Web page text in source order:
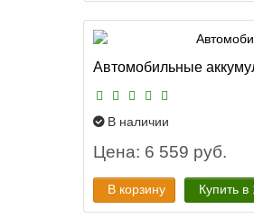
Автомобильные
В наличии
Цена: 6 559 руб.
В корзину Купить в